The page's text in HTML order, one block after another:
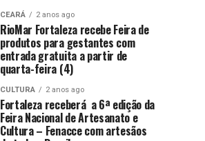
CEARÁ 2 anos ago
RioMar Fortaleza recebe Feira de
produtos para gestantes com
entrada gratuita a partir de
quarta-feira (4)
CULTURA 2 anos ago
Fortaleza receberá a 6ª edição da
Feira Nacional de Artesanato e
Cultura – Fenacce com artesãos